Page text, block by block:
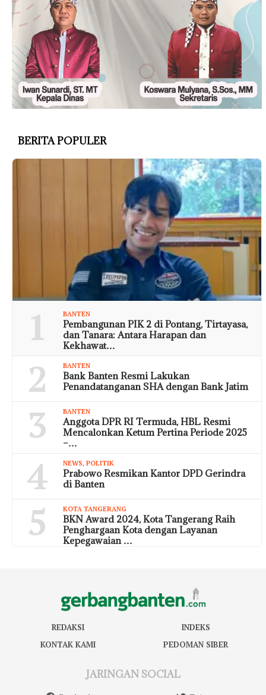
BERITA POPULER
1 BANTEN
Pembangunan PIK 2 di Pontang, Tirtayasa,
dan Tanara: Antara Harapan dan
Kekhawat…
2 BANTEN
Bank Banten Resmi Lakukan
Penandatanganan SHA dengan Bank Jatim
3 BANTEN
Anggota DPR RI Termuda, HBL Resmi
Mencalonkan Ketum Pertina Periode 2025
–…
4 NEWS, POLITIK
Prabowo Resmikan Kantor DPD Gerindra
di Banten
5 KOTA TANGERANG
BKN Award 2024, Kota Tangerang Raih
Penghargaan Kota dengan Layanan
Kepegawaian …
REDAKSI
INDEKS
KONTAK KAMI
PEDOMAN SIBER
JARINGAN SOCIAL